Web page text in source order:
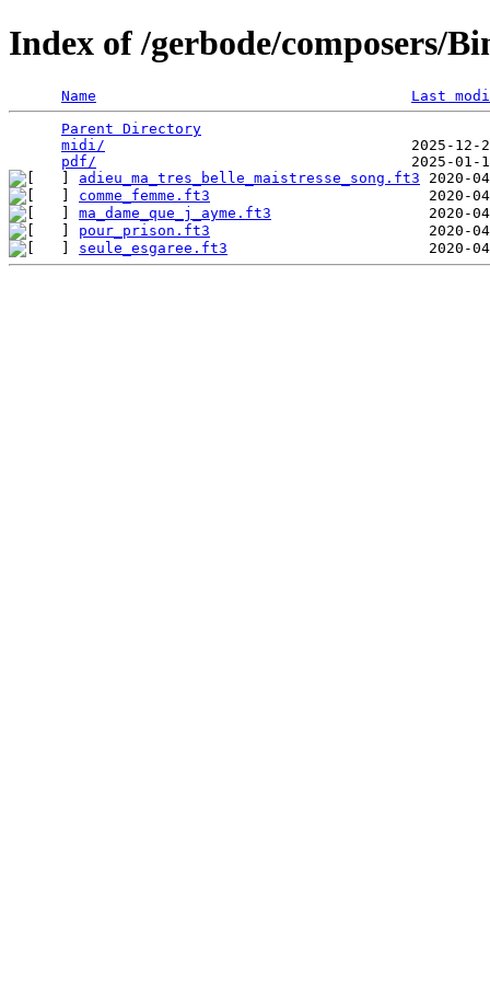
Index of /gerbode/composers/
Name
Last
Parent Directory
midi/
2025-
pdf/
adieu_ma_tres_belle_maistresse_song.ft3
comme_femme.ft3
ma_dame_que_j_ayme.ft3
pour_prison.ft3
seule_esgaree.ft3